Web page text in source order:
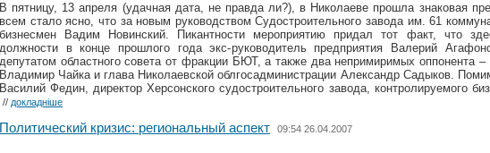
В пятницу, 13 апреля (удачная дата, не правда ли?), в Николаеве прошла знаковая
всем стало ясно, что за новым руководством Судостроительного завода им. 61
бизнесмен Вадим Новинский. Пикантности мероприятию придал тот факт, что
должности в конце прошлого года экс-руководитель предприятия Валерий
депутатом областного совета от фракции БЮТ, а также два непримиримых оппонента –
Владимир Чайка и глава Николаевской облгосадминистрации Александр Садыков.
Василий Федин, директор Херсонского судостроительного завода, контролируемого
// докладніше
Политический кризис: региональный аспект 09:54 26.04.2007